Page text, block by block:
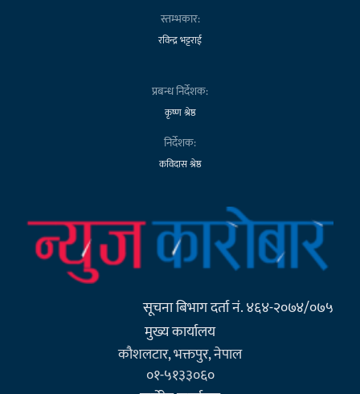
स्तम्भकार:
रविन्द्र भट्टराई
प्रबन्ध निर्देशक:
कृष्ण श्रेष्ठ
निर्देशक:
कविदास श्रेष्ठ
सूचना बिभाग दर्ता नं. ४६४-२०७४/०७५
मुख्य कार्यालय
कौशलटार, भक्तपुर, नेपाल
०१-५१३३०६०